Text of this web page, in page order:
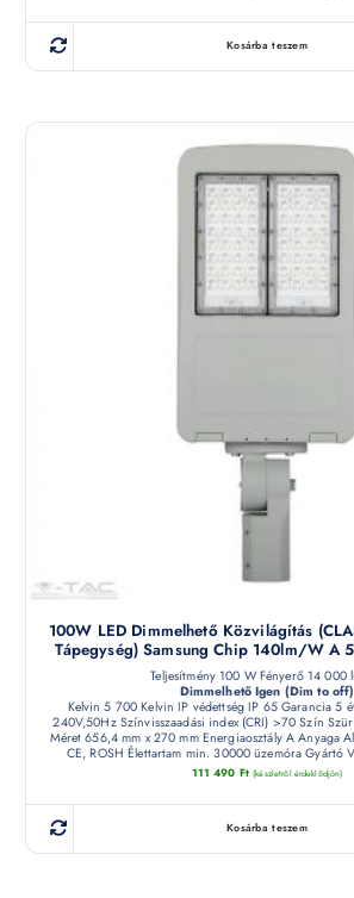
Kosárba teszem
100W LED Dimmelhető Közvilágítás
Tápegység) Samsung Chip 140lm/W A
Teljesítmény 100 W Fényerő 14 000
Dimmelhető Igen (Dim to off)
Kelvin 5 700 Kelvin IP védettség IP 65 Garancia 5
240V,50Hz Színvisszaadási index (CRI) >70 Szín
Méret 656,4 mm x 270 mm Energiaosztály A Anyaga
CE, ROSH Élettartam min. 30000 üzemóra Gyártó
111 490 Ft (készletről érdeklődjön)
Kosárba teszem